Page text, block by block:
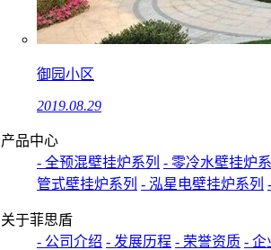
御园小区
2019.08.29
产品中心
- 全预混壁挂炉系列 - 零冷水壁挂炉
管式壁挂炉系列 - 泓星电壁挂炉系列
关于菲思盾
- 公司介绍 - 发展历程 - 荣誉资质 - 企